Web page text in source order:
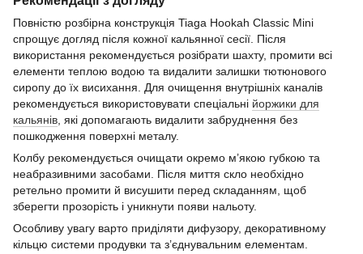
Повністю розбірна конструкція Tiaga Hookah Classic Mini
спрощує догляд після кожної кальянної сесії. Після
використання рекомендується розібрати шахту, промити всі
елементи теплою водою та видалити залишки тютюнового
сиропу до їх висихання. Для очищення внутрішніх каналів
рекомендується використовувати спеціальні йоржики для
кальянів , які допомагають видалити забруднення без
пошкодження поверхні металу.
Колбу рекомендується очищати окремо м’якою губкою та
неабразивними засобами. Після миття скло необхідно
ретельно промити й висушити перед складанням, щоб
зберегти прозорість і уникнути появи нальоту.
Особливу увагу варто приділяти дифузору, декоративному
кільцю системи продувки та з’єднувальним елементам.